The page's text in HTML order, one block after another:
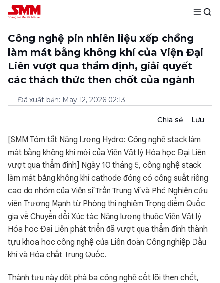
Công nghệ pin nhiên liệu xếp chồng
làm mát bằng không khí của Viện Đại
Liên vượt qua thẩm định, giải quyết
các thách thức then chốt của ngành
Đã xuất bản: May 12, 2026 02:13
Chia sẻ Lưu
[SMM Tóm tắt Năng lượng Hydro: Công nghệ stack làm
mát bằng không khí mới của Viện Vật lý Hóa học Đại Liên
vượt qua thẩm định] Ngày 10 tháng 5, công nghệ stack
làm mát bằng không khí cathode đóng có công suất riêng
cao do nhóm của Viện sĩ Trần Trung Vĩ và Phó Nghiên cứu
viên Trương Mạnh từ Phòng thí nghiệm Trọng điểm Quốc
gia về Chuyển đổi Xúc tác Năng lượng thuộc Viện Vật lý
Hóa học Đại Liên phát triển đã vượt qua thẩm định thành
tựu khoa học công nghệ của Liên đoàn Công nghiệp Dầu
khí và Hóa chất Trung Quốc.
Thành tựu này đột phá ba công nghệ cốt lõi then chốt,